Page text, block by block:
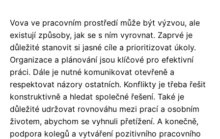
Vova ve pracovním prostředí může být výzvou, ale
existují způsoby, jak se s ním vyrovnat. Zaprvé je
důležité stanovit si jasné cíle a prioritizovat úkoly.
Organizace a plánování jsou klíčové pro efektivní
práci. Dále je nutné komunikovat otevřeně a
respektovat názory ostatních. Konflikty je třeba řešit
konstruktivně a hledat společné řešení. Také je
důležité udržovat rovnováhu mezi prací a osobním
životem, abychom se vyhnuli přetížení. A konečně,
podpora kolegů a vytváření pozitivního pracovního